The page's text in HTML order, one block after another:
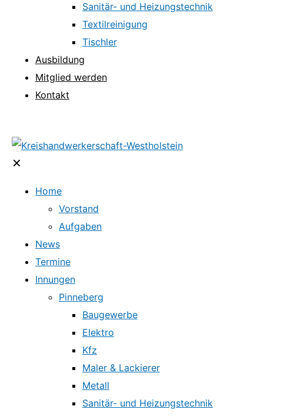
Sanitär- und Heizungstechnik
Textilreinigung
Tischler
Ausbildung
Mitglied werden
Kontakt
✕
Home
Vorstand
Aufgaben
News
Termine
Innungen
Pinneberg
Baugewerbe
Elektro
Kfz
Maler & Lackierer
Metall
Sanitär- und Heizungstechnik